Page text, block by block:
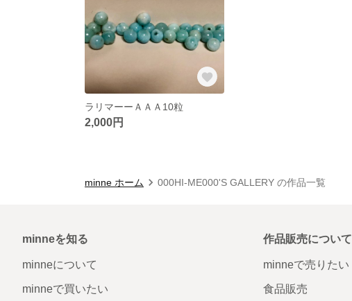
ラリマーーＡＡＡ10粒
2,000円
minne ホーム 000HI-ME000'S GALLERY の作品一覧
minneを知る
minneについて
minneで買いたい
作品販売について
minneで売りたい
食品販売